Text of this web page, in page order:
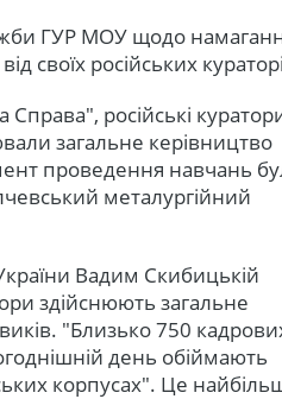
ГУР МОУ щодо
своїх російських
російські
загальне керівництво
проведення навчань
металургійний
Вадим Скибицькій
здійснюють загальне
"Близько 750
день обіймають
корпусах". Це